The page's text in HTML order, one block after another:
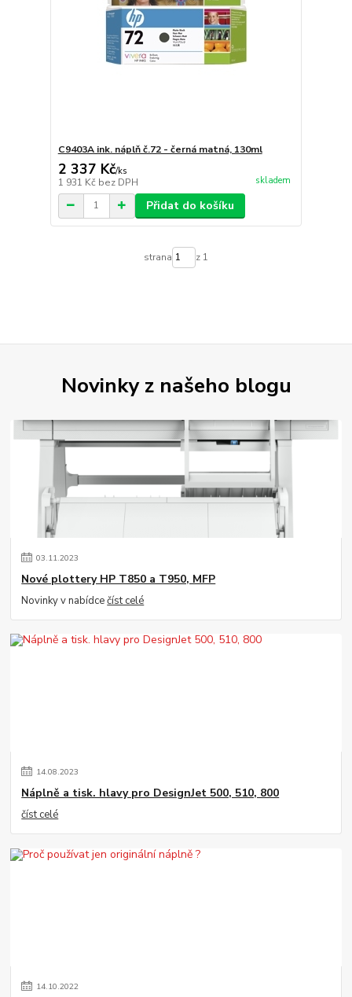
C9403A ink. náplň č.72 - černá matná, 130ml
2 337 Kč/ks
1 931 Kč bez DPH skladem
Přidat do košíku
strana z 1
Novinky z našeho blogu
03.11.2023
Nové plottery HP T850 a T950, MFP
Novinky v nabídcečíst celé
14.08.2023
Náplně a tisk. hlavy pro DesignJet 500, 510, 800
číst celé
14.10.2022